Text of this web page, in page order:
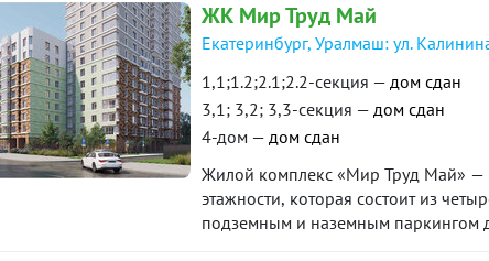
встроенной техникой:духовой
полновстраеваемая вытяжка,
юридически чистая: один
квартиры. ID объекта в нашей базе:
ЖК Мир Труд Май
Екатеринбург, Уралмаш: ул.
1,1;1.2;2.1;2.2-секция — дом сдан
3,1; 3,2; 3,3-секция — дом сдан
4-дом — дом сдан
Жилой комплекс «Мир Труд Май» —
этажности, которая состоит из
подземным и наземным паркингом